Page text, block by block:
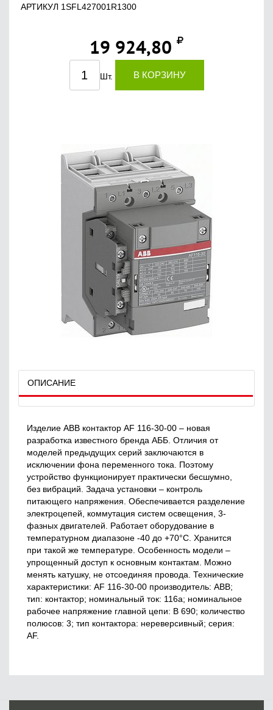
АРТИКУЛ 1SFL427001R1300
19 924,80
Шт. В КОРЗИНУ
ОПИСАНИЕ
Изделие ABB контактор АF 116-30-00 – новая
разработка известного бренда АББ. Отличия от
моделей предыдущих серий заключаются в
исключении фона переменного тока. Поэтому
устройство функционирует практически бесшумно,
без вибраций. Задача установки – контроль
питающего напряжения. Обеспечивается разделение
электроцепей, коммутация систем освещения, 3-
фазных двигателей. Работает оборудование в
температурном диапазоне -40 до +70°C. Хранится
при такой же температуре. Особенность модели –
упрощенный доступ к основным контактам. Можно
менять катушку, не отсоединяя провода. Технические
характеристики: АF 116-30-00 производитель: ABB;
тип: контактор; номинальный ток: 116а; номинальное
рабочее напряжение главной цепи: В 690; количество
полюсов: 3; тип контактора: нереверсивный; серия:
АF.